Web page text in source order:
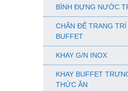
BÌNH ĐỰNG NƯỚC
CHÂN ĐẾ TRANG TRÍ
BUFFET
KHAY G/N INOX
KHAY BUFFET
THỨC ĂN